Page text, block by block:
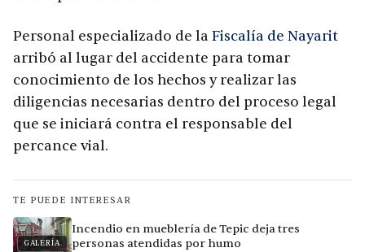
Personal especializado de la Fiscalía de Nayarit
arribó al lugar del accidente para tomar
conocimiento de los hechos y realizar las
diligencias necesarias dentro del proceso legal
que se iniciará contra el responsable del
percance vial.
TE PUEDE INTERESAR
GALERÍA
Incendio en mueblería de Tepic deja tres
personas atendidas por humo